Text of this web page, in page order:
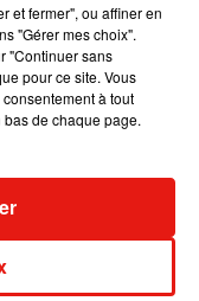
fait son retour
en pleine...
le volcan de
et fermer", ou affiner en
"Gérer mes choix".
"Continuer sans
pour ce site. Vous
à tout
de chaque page.